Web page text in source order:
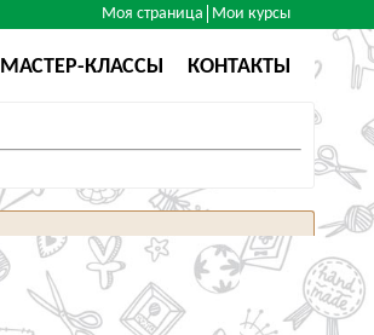
Моя страница Мои курсы
МАСТЕР-КЛАССЫ КОНТАКТЫ